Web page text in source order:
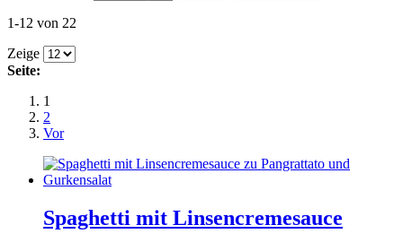
1-12 von 22
Zeige
Seite:
1
2
Vor
Spaghetti mit Linsencremesauce